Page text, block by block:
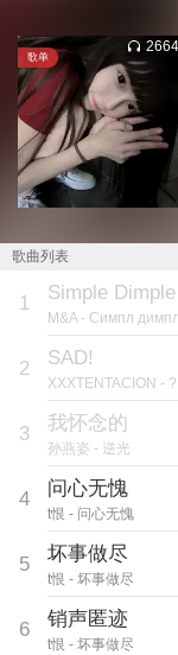
歌单
歌曲列表
1 Simple
M&A- Симпл димпл
2 SAD!
XXXTENTACION - ?
3 我怀念的
孙燕姿 - 逆光
4 问心无愧
t恨 - 问心无愧
5 坏事做尽
t恨 - 坏事做尽
6 销声匿迹
t恨 - 坏事做尽